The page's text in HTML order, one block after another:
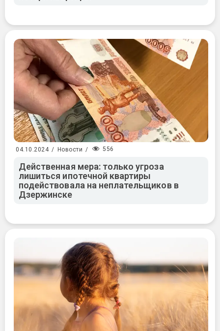
04.10.2024 / Новости / 556
Действенная мера: только угроза
лишиться ипотечной квартиры
подействовала на неплательщиков в
Дзержинске